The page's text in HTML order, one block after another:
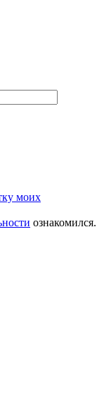
моих
ознакомился.